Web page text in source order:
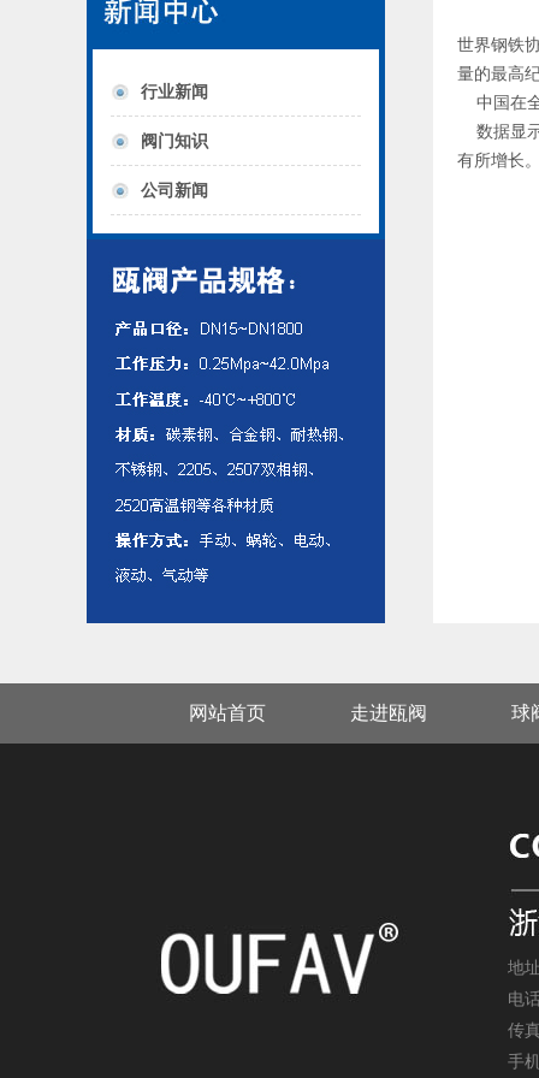
行业新闻
阀门知识
公司新闻
世界钢铁
量的最高
中国在全
数据显示
有所增长
网站首页 走进瓯阀 球
地
电
传
手